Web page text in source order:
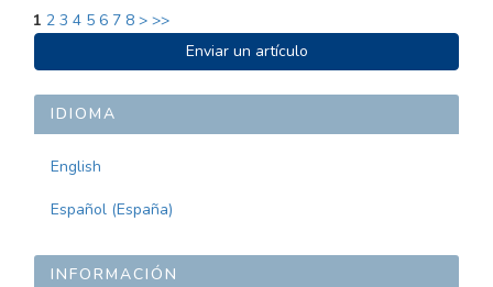
1 2 3 4 5 6 7 8 > >>
ENVIAR
UN
ARTÍCULO
Enviar un artículo
IDIOMA
English
Español (España)
INFORMACIÓN